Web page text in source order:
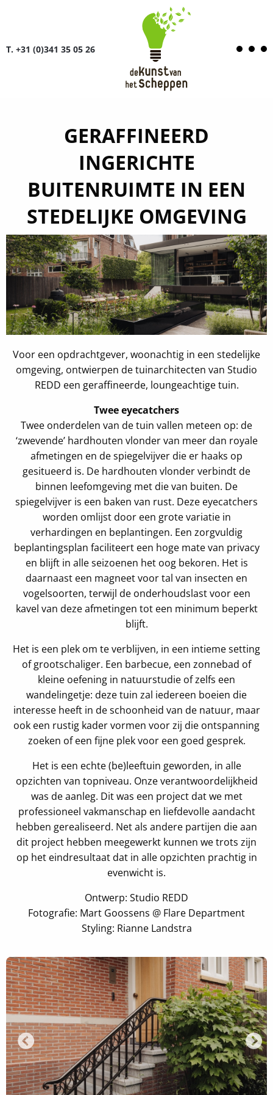
T. +31 (0)341 35 05 26
GERAFFINEERD
INGERICHTE
BUITENRUIMTE IN EEN
STEDELIJKE OMGEVING
Voor een opdrachtgever, woonachtig in een stedelijke
omgeving, ontwierpen de tuinarchitecten van Studio
REDD een geraffineerde, loungeachtige tuin.
Twee eyecatchers
Twee onderdelen van de tuin vallen meteen op: de
‘zwevende’ hardhouten vlonder van meer dan royale
afmetingen en de spiegelvijver die er haaks op
gesitueerd is. De hardhouten vlonder verbindt de
binnen leefomgeving met die van buiten. De
spiegelvijver is een baken van rust. Deze eyecatchers
worden omlijst door een grote variatie in
verhardingen en beplantingen. Een zorgvuldig
beplantingsplan faciliteert een hoge mate van privacy
en blijft in alle seizoenen het oog bekoren. Het is
daarnaast een magneet voor tal van insecten en
vogelsoorten, terwijl de onderhoudslast voor een
kavel van deze afmetingen tot een minimum beperkt
blijft.
Het is een plek om te verblijven, in een intieme setting
of grootschaliger. Een barbecue, een zonnebad of
kleine oefening in natuurstudie of zelfs een
wandelingetje: deze tuin zal iedereen boeien die
interesse heeft in de schoonheid van de natuur, maar
ook een rustig kader vormen voor zij die ontspanning
zoeken of een fijne plek voor een goed gesprek.
Het is een echte (be)leeftuin geworden, in alle
opzichten van topniveau. Onze verantwoordelijkheid
was de aanleg. Dit was een project dat we met
professioneel vakmanschap en liefdevolle aandacht
hebben gerealiseerd. Net als andere partijen die aan
dit project hebben meegewerkt kunnen we trots zijn
op het eindresultaat dat in alle opzichten prachtig in
evenwicht is.
Ontwerp: Studio REDD
Fotografie: Mart Goossens @ Flare Department
Styling: Rianne Landstra